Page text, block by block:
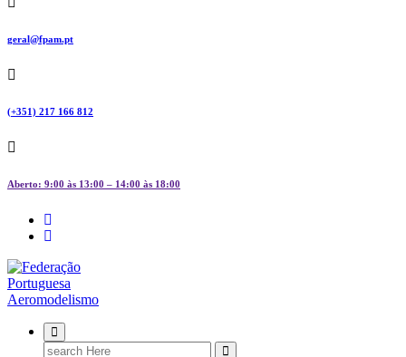
geral@fpam.pt
(+351) 217 166 812
Aberto: 9:00 às 13:00 – 14:00 às 18:00
FPAM
Search